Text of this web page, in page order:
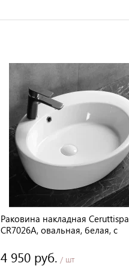
Раковина накладная Ceruttispa
CR7026A, овальная, белая, с
переливом, 60х47х14 см
4 950 руб. / шт